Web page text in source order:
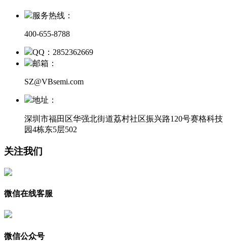
服务热线：
400-655-8788
QQ：2852362669
邮箱：
SZ@VBsemi.com
地址：
深圳市福田区华强北街道荔村社区振兴路120号赛格科技
园4栋东5层502
关注我们
微信在线客服
微信公众号